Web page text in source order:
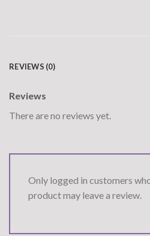
REVIEWS (0)
Reviews
There are no reviews yet.
Only logged in customers
product may leave a review.